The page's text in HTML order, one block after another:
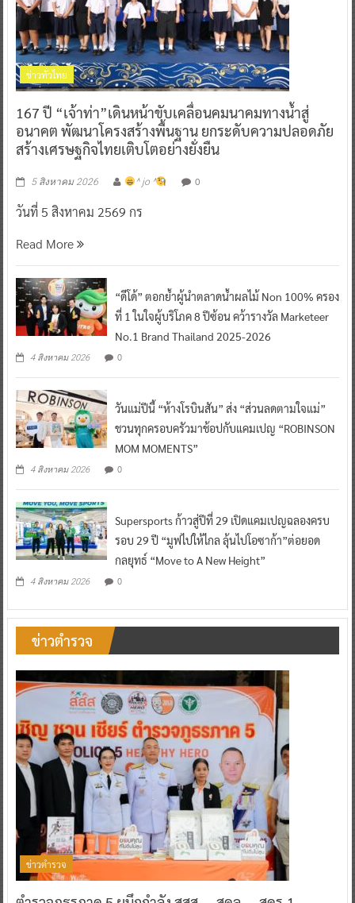
ข่าวทั่วไทย
167 ปี “เจ้าท่า”เดินหน้าขับเคลื่อนคมนาคมทางน้ำสู่
อนาคต พัฒนาโครงสร้างพื้นฐาน ยกระดับความปลอดภัย
สร้างเศรษฐกิจไทยเติบโตอย่างยั่งยืน
5 สิงหาคม 2026 ^ jo ^ 0
วันที่ 5 สิงหาคม 2569 กร
Read More
“ดีโด้” ตอกย้ำผู้นำตลาดน้ำผลไม้ Non 100% ครอง
ที่ 1 ในใจผู้บริโภค 8 ปีซ้อน คว้ารางวัล Marketeer
No.1 Brand Thailand 2025-2026
4 สิงหาคม 2026 0
วันแม่ปีนี้ “ห้างโรบินสัน” ส่ง “ส่วนลดตามใจแม่”
ชวนทุกครอบครัวมาช้อปกับแคมเปญ “ROBINSON
MOM MOMENTS”
4 สิงหาคม 2026 0
Supersports ก้าวสู่ปีที่ 29 เปิดแคมเปญฉลองครบ
รอบ 29 ปี “มูฟไปให้ไกล ลุ้นไปโอซาก้า”ต่อยอด
กลยุทธ์ “Move to A New Height”
4 สิงหาคม 2026 0
ข่าวตำรวจ
ข่าวตำรวจ